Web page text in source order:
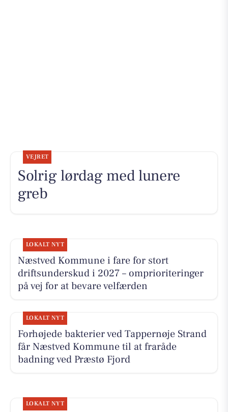
VEJRET
Solrig lørdag med lunere
greb
LOKALT NYT
Næstved Kommune i fare for stort
driftsunderskud i 2027 – omprioriteringer
på vej for at bevare velfærden
LOKALT NYT
Forhøjede bakterier ved Tappernøje Strand
får Næstved Kommune til at fraråde
badning ved Præstø Fjord
LOKALT NYT